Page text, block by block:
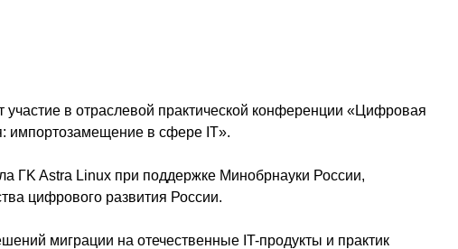
в отраслевой практической конференции «Цифровая
импортозамещение в сфере IT».
ГK Astra Linux при поддержке Минобрнауки России,
цифрового развития России.
миграции на отечественные IT-продукты и практик